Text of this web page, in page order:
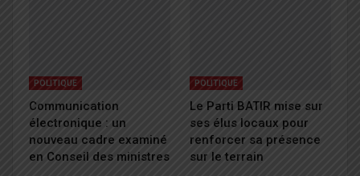
POLITIQUE
Communication
électronique : un
nouveau cadre examiné
en Conseil des ministres
POLITIQUE
Le Parti BATIR mise sur
ses élus locaux pour
renforcer sa présence
sur le terrain